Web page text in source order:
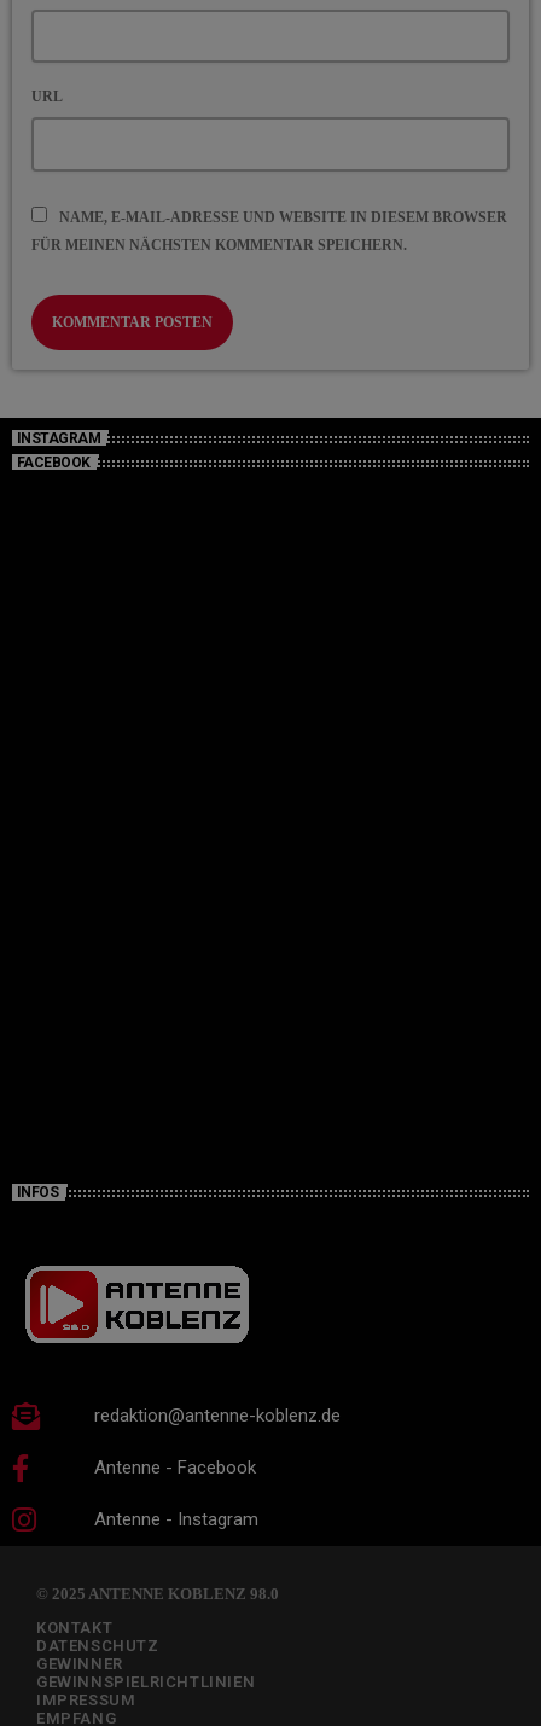
URL
NAME, E-MAIL-ADRESSE UND WEBSITE IN DIESEM BROWSER
FÜR MEINEN NÄCHSTEN KOMMENTAR SPEICHERN.
INSTAGRAM
FACEBOOK
INFOS
redaktion@antenne-koblenz.de
Antenne - Facebook
Antenne - Instagram
© 2025 ANTENNE KOBLENZ 98.0
KONTAKT
DATENSCHUTZ
GEWINNER
GEWINNSPIELRICHTLINIEN
IMPRESSUM
EMPFANG